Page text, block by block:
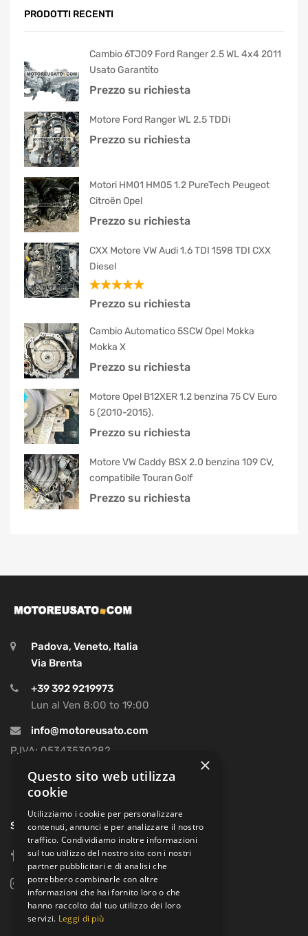
PRODOTTI RECENTI
Cambio 6TJ09 Ford Ranger 2.5 WL 4x4 2011
Usato Garantito
Prezzo su richiesta
Motore Ford Ranger WL 2.5 TDDi
Prezzo su richiesta
Motori HM01 HM05 1.2 PureTech Peugeot
Citroën Opel
Prezzo su richiesta
CXX Motore VW Audi 1.6 TDI 1598 TDI CXX
Diesel
Valutato
Prezzo su richiesta
Cambio Automatico 5SCW Opel Mokka
Mokka X
Prezzo su richiesta
Motore Opel B12XER 1.2 benzina 75 CV Euro
5 (2010-2015).
Prezzo su richiesta
Motore VW Caddy BSX 2.0 benzina 109 CV,
compatibile Touran Golf
Prezzo su richiesta
Padova, Veneto, Italia
Via Brenta
+39 392 9219973
Lun al Ven 8:00 to 19:00
info@motoreusato.com
P.IVA: 05343530282
SOCIAL
facebook
instagram
×
Questo sito web utilizza
cookie
Utilizziamo i cookie per personalizzare
contenuti, annunci e per analizzare il nostro
traffico. Condividiamo inoltre informazioni
sul tuo utilizzo del nostro sito con i nostri
partner pubblicitari e di analisi che
potrebbero combinarle con altre
informazioni che hai fornito loro o che
hanno raccolto dal tuo utilizzo dei loro
servizi. Leggi di più